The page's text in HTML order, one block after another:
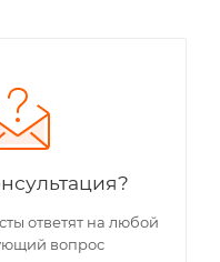
ответят на любой
вопрос